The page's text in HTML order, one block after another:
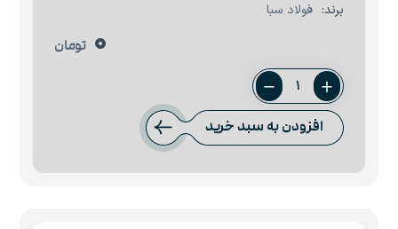
برند: فولاد سبا
0 تومان
ورق
2
میل
افزودن به سبد خرید